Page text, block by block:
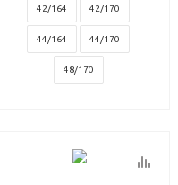
42/164 42/170
44/164 44/170
48/170